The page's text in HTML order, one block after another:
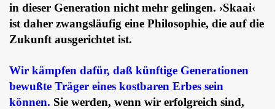
in dieser Generation nicht mehr gelingen. ›Skaai‹
ist daher zwangsläufig eine Philosophie, die auf die
Zukunft ausgerichtet ist.
Wir kämpfen dafür, daß künftige Generationen
bewußte Träger eines kostbaren Erbes sein
können. Sie werden, wenn wir erfolgreich sind,